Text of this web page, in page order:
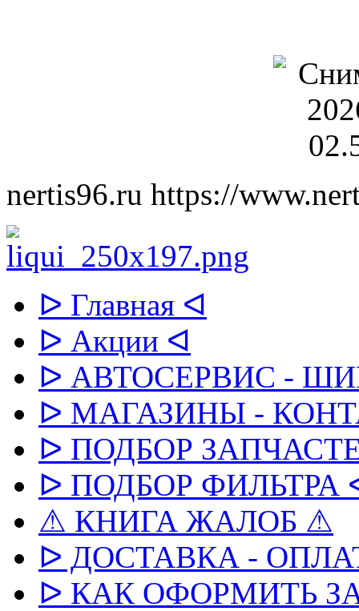
nertis96.ru https://
ᐅ Главная ᐊ
ᐅ Акции ᐊ
ᐅ АВТОСЕРВИС -
ᐅ МАГАЗИНЫ -
ᐅ ПОДБОР
ᐅ ПОДБОР ФИЛЬТРА
⚠ КНИГА ЖАЛОБ ⚠
ᐅ ДОСТАВКА -
ᐅ КАК ОФОРМИТЬ